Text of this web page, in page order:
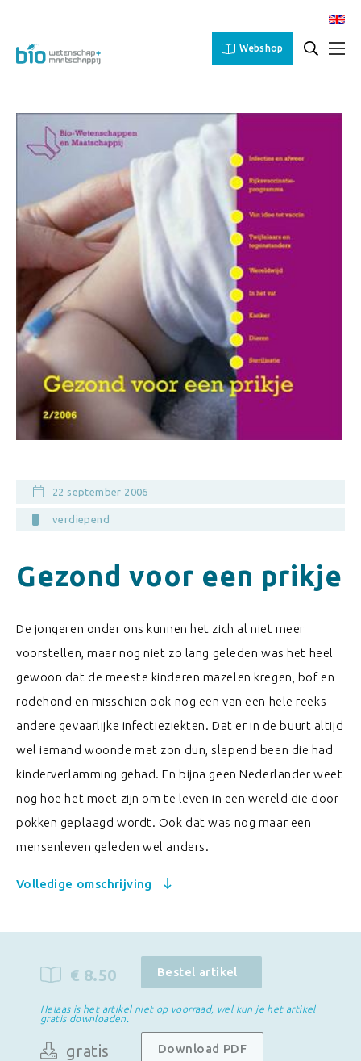
Webshop
22 september 2006
verdiepend
Gezond voor een prikje
De jongeren onder ons kunnen het zich al niet meer
voorstellen, maar nog niet zo lang geleden was het heel
gewoon dat de meeste kinderen mazelen kregen, bof en
rodehond en misschien ook nog een van een hele reeks
andere gevaarlijke infectieziekten. Dat er in de buurt altijd
wel iemand woonde met zon dun, slepend been die had
kinderverlamming gehad. En bijna geen Nederlander weet
nog hoe het moet zijn om te leven in een wereld die door
pokken geplaagd wordt. Ook dat was nog maar een
mensenleven geleden wel anders.
Volledige omschrijving
€ 8.50 Bestel artikel
Helaas is het artikel niet op voorraad, wel kun je het artikel
gratis downloaden.
gratis Download PDF